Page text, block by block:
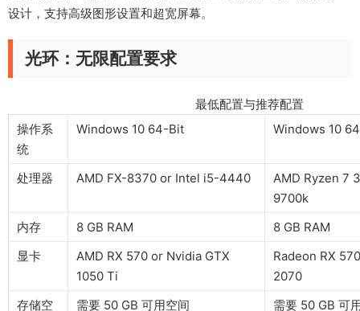
设计，支持高级图形设置和超宽屏幕。
光环：无限配置要求
最低配置与推荐配置
操作系
统
Windows 10 64-Bit Windows 10
处理器 AMD FX-8370 or Intel i5-4440
AMD Ryzen 7
9700k
内存
8 GB RAM
8 GB RAM
显卡
AMD RX 570 or Nvidia GTX
1050 Ti
Radeon RX
2070
存储空
需要 50 GB 可用空间 需要 50 GB 可